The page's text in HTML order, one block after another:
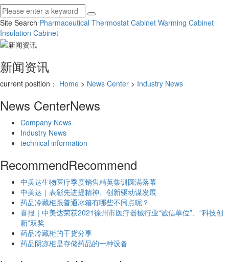
Site Search Pharmaceutical Thermostat Cabinet Warming Cabinet
Insulation Cabinet
新闻资讯
current position： Home > News Center > Industry News
News CenterNews
Company News
Industry News
technical information
RecommendRecommend
中美达生物医疗季度销售精英集训圆满落幕
中美达｜表彰先进提精神、创新驱动谋发展
药品冷藏柜跟普通冰箱有哪些不同点呢？
喜报｜中美达荣获2021徐州市医疗器械行业“诚信单位”、“科技创
新”双奖
药品冷藏柜的干货分享
药品阴凉柜是存储药品的一种设备